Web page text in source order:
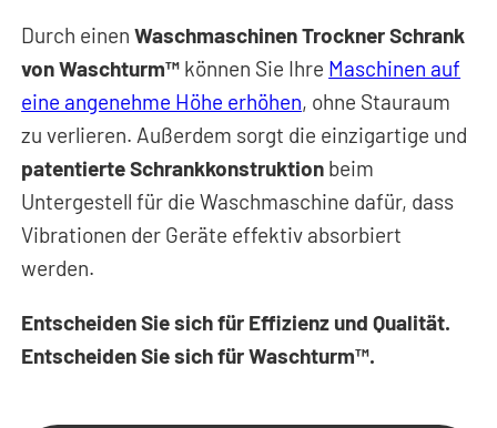
Durch einenWaschmaschinen Trockner Schrank
von Waschturm™ können Sie Ihre Maschinen auf
eine angenehme Höhe erhöhen, ohne Stauraum
zu verlieren. Außerdem sorgt die einzigartige und
patentierte Schrankkonstruktion beim
Untergestell für die Waschmaschine dafür, dass
Vibrationen der Geräte effektiv absorbiert
werden.
Entscheiden Sie sich für Effizienz und Qualität.
Entscheiden Sie sich für Waschturm™.